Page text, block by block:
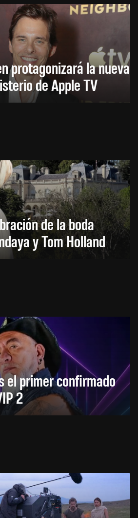
protagonizará la nueva
de Apple TV
de la boda
y Tom Holland
el primer confirmado
2